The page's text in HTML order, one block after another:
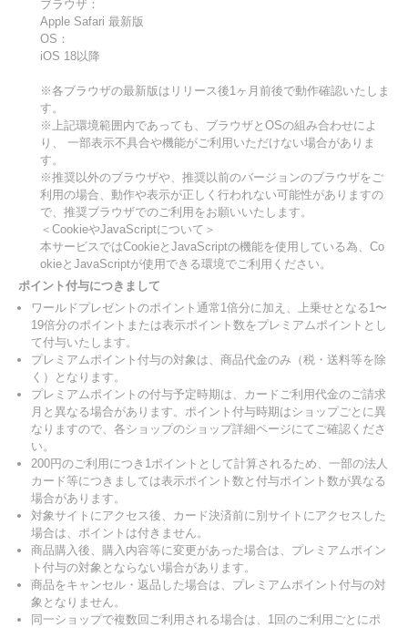
ブラウザ：
Apple Safari 最新版
OS：
iOS 18以降
※各ブラウザの最新版はリリース後1ヶ月前後で動作確認いたしま
す。
※上記環境範囲内であっても、ブラウザとOSの組み合わせによ
り、 一部表示不具合や機能がご利用いただけない場合がありま
す。
※推奨以外のブラウザや、推奨以前のバージョンのブラウザをご
利用の場合、動作や表示が正しく行われない可能性がありますの
で、推奨ブラウザでのご利用をお願いいたします。
＜CookieやJavaScriptについて＞
本サービスではCookieとJavaScriptの機能を使用している為、Co
okieとJavaScriptが使用できる環境でご利用ください。
ポイント付与につきまして
ワールドプレゼントのポイント通常1倍分に加え、上乗せとなる1〜
19倍分のポイントまたは表示ポイント数をプレミアムポイントとし
て付与いたします。
プレミアムポイント付与の対象は、商品代金のみ（税・送料等を除
く）となります。
プレミアムポイントの付与予定時期は、カードご利用代金のご請求
月と異なる場合があります。ポイント付与時期はショップごとに異
なりますので、各ショップのショップ詳細ページにてご確認くださ
い。
200円のご利用につき1ポイントとして計算されるため、一部の法人
カード等につきましては表示ポイント数と付与ポイント数が異なる
場合があります。
対象サイトにアクセス後、カード決済前に別サイトにアクセスした
場合は、ポイントは付きません。
商品購入後、購入内容等に変更があった場合は、プレミアムポイン
ト付与の対象とならない場合があります。
商品をキャンセル・返品した場合は、プレミアムポイント付与の対
象となりません。
同一ショップで複数回ご利用される場合は、1回のご利用ごとにポ